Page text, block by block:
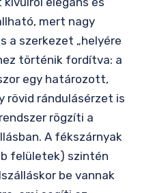
mert nagy
a szerkezet „helyére
történik fordítva: a
egy határozott,
rövid rándulásérzet is
rögzíti a
A fékszárnyak
felületek) szintén
be vannak